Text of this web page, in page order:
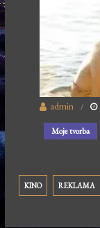
admin
Moje tvorba
KINO REKLAMA